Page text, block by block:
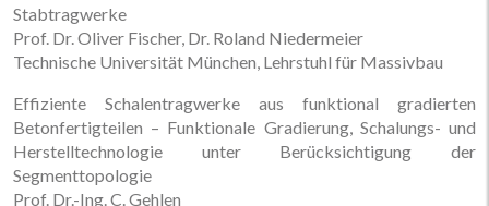
Stabtragwerke
Prof. Dr. Oliver Fischer, Dr. Roland Niedermeier
Technische Universität München, Lehrstuhl für Massivbau
Effiziente Schalentragwerke aus funktional gradierten
Betonfertigteilen – Funktionale Gradierung, Schalungs- und
Herstelltechnologie unter Berücksichtigung der
Segmenttopologie
Prof. Dr.-Ing. C. Gehlen